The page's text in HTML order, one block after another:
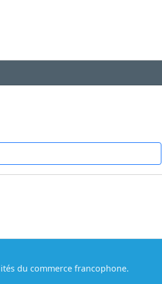
du commerce francophone.